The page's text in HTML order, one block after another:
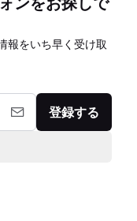
報をいち早く受け取
登録する